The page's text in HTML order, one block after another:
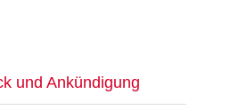
und Ankündigung